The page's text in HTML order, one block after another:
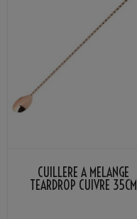
CUILLÈRE À MÉLANGE
TEARDROP CUIVRE 35CM